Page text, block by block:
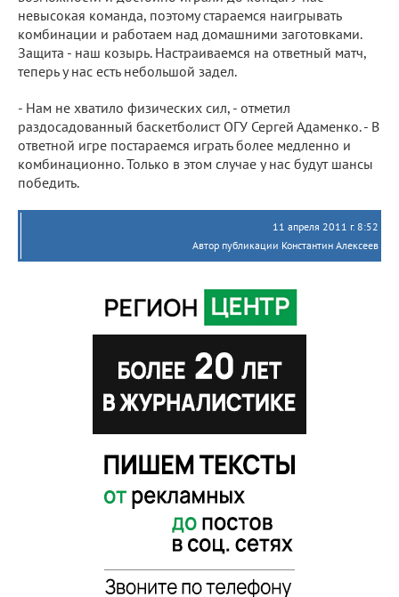
невысокая команда, поэтому стараемся наигрывать
комбинации и работаем над домашними заготовками.
Защита - наш козырь. Настраиваемся на ответный матч,
теперь у нас есть небольшой задел.
- Нам не хватило физических сил, - отметил
раздосадованный баскетболист ОГУ Сергей Адаменко. - В
ответной игре постараемся играть более медленно и
комбинационно. Только в этом случае у нас будут шансы
победить.
11 апреля 2011 г. 8:52
Автор публикации Константин Алексеев